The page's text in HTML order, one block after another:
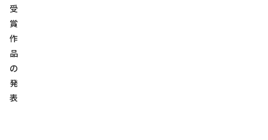
受
賞
作
品
の
発
表